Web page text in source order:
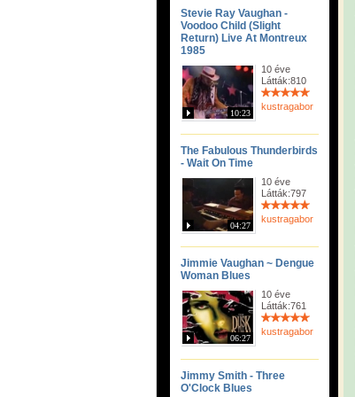
Stevie Ray Vaughan -
Voodoo Child (Slight
Return) Live At Montreux
1985
10:23
10 éve
Látták:810
kustragabor
The Fabulous Thunderbirds
- Wait On Time
04:27
10 éve
Látták:797
kustragabor
Jimmie Vaughan ~ Dengue
Woman Blues
06:27
10 éve
Látták:761
kustragabor
Jimmy Smith - Three
O'Clock Blues